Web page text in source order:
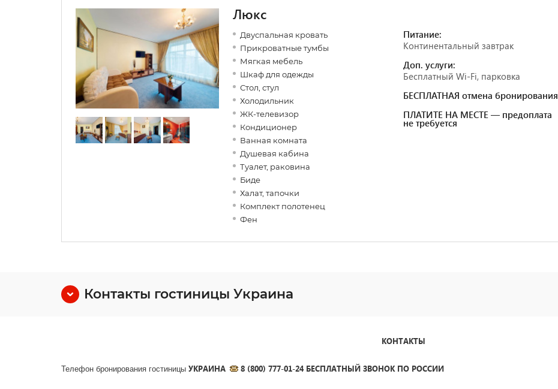
Люкс
Двуспальная кровать
Прикроватные тумбы
Мягкая мебель
Шкаф для одежды
Стол, стул
Холодильник
ЖК-телевизор
Кондиционер
Ванная комната
Душевая кабина
Туалет, раковина
Биде
Халат, тапочки
Комплект полотенец
Фен
Питание:
Континентальный завтрак
Доп. услуги:
Бесплатный Wi-Fi, парковка
БЕСПЛАТНАЯ отмена бронирования
ПЛАТИТЕ НА МЕСТЕ — предоплата
не требуется
Контакты гостиницы Украина
КОНТАКТЫ
Телефон бронирования гостиницы УКРАИНА 8 (800) 777-01-24 БЕСПЛАТНЫЙ ЗВОНОК ПО РОССИИ